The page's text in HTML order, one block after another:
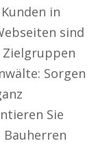
in
sind
Sorgen
Sie